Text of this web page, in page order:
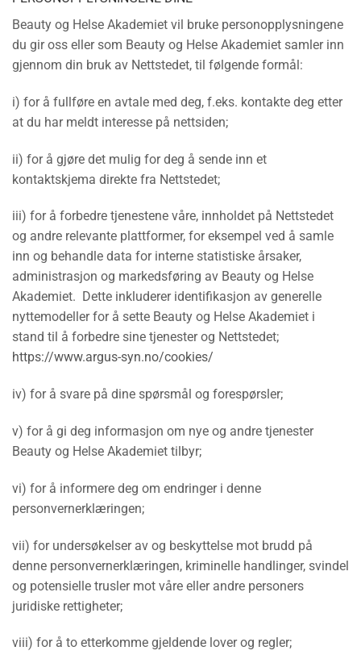
Beauty og Helse Akademiet vil bruke personopplysningene
du gir oss eller som Beauty og Helse Akademiet samler inn
gjennom din bruk av Nettstedet, til følgende formål:
i) for å fullføre en avtale med deg, f.eks. kontakte deg etter
at du har meldt interesse på nettsiden;
ii) for å gjøre det mulig for deg å sende inn et
kontaktskjema direkte fra Nettstedet;
iii) for å forbedre tjenestene våre, innholdet på Nettstedet
og andre relevante plattformer, for eksempel ved å samle
inn og behandle data for interne statistiske årsaker,
administrasjon og markedsføring av Beauty og Helse
Akademiet. Dette inkluderer identifikasjon av generelle
nyttemodeller for å sette Beauty og Helse Akademiet i
stand til å forbedre sine tjenester og Nettstedet;
https://www.argus-syn.no/cookies/
iv) for å svare på dine spørsmål og forespørsler;
v) for å gi deg informasjon om nye og andre tjenester
Beauty og Helse Akademiet tilbyr;
vi) for å informere deg om endringer i denne
personvernerklæringen;
vii) for undersøkelser av og beskyttelse mot brudd på
denne personvernerklæringen, kriminelle handlinger, svindel
og potensielle trusler mot våre eller andre personers
juridiske rettigheter;
viii) for å to etterkomme gjeldende lover og regler;